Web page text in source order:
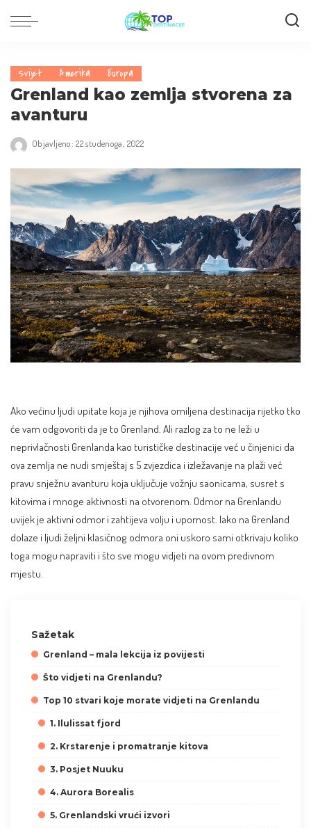
Svijet Amerika Europa
Grenland kao zemlja stvorena za
avanturu
Objavljeno: 22 studenoga, 2022
Ako većinu ljudi upitate koja je njihova omiljena destinacija rijetko tko
će vam odgovoriti da je to Grenland. Ali razlog za to ne leži u
neprivlačnosti Grenlanda kao turističke destinacije već u činjenici da
ova zemlja ne nudi smještaj s 5 zvjezdica i izležavanje na plaži već
pravu snježnu avanturu koja uključuje vožnju saonicama, susret s
kitovima i mnoge aktivnosti na otvorenom. Odmor na Grenlandu
uvijek je aktivni odmor i zahtijeva volju i upornost. Iako na Grenland
dolaze i ljudi željni klasičnog odmora oni uskoro sami otkrivaju koliko
toga mogu napraviti i što sve mogu vidjeti na ovom predivnom
mjestu.
Sažetak
Grenland – mala lekcija iz povijesti
Što vidjeti na Grenlandu?
Top 10 stvari koje morate vidjeti na Grenlandu
1. Ilulissat fjord
2. Krstarenje i promatranje kitova
3. Posjet Nuuku
4. Aurora Borealis
5. Grenlandski vrući izvori